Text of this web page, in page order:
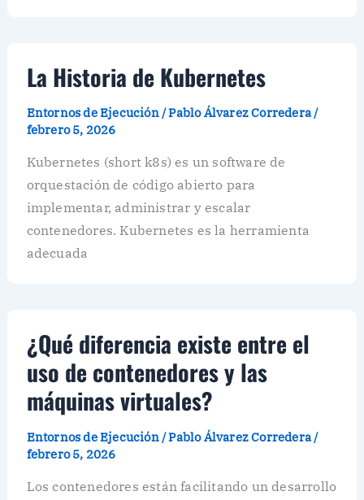
La Historia de Kubernetes
Entornos de Ejecución/Pablo Álvarez Corredera/
febrero 5, 2026
Kubernetes (short k8s) es un software de
orquestación de código abierto para
implementar, administrar y escalar
contenedores. Kubernetes es la herramienta
adecuada
¿Qué diferencia existe entre el
uso de contenedores y las
máquinas virtuales?
Entornos de Ejecución/Pablo Álvarez Corredera/
febrero 5, 2026
Los contenedores están facilitando un desarrollo